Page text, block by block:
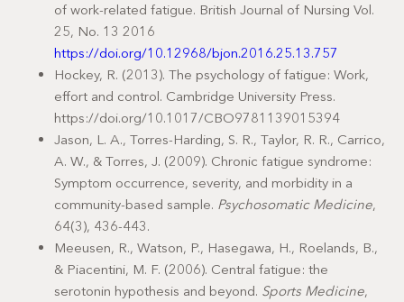
of work-related fatigue. British Journal of Nursing Vol.
25, No. 13 2016
https://doi.org/10.12968/bjon.2016.25.13.757
Hockey, R. (2013). The psychology of fatigue: Work,
effort and control. Cambridge University Press.
https://doi.org/10.1017/CBO9781139015394
Jason, L. A., Torres-Harding, S. R., Taylor, R. R., Carrico,
A. W., & Torres, J. (2009). Chronic fatigue syndrome:
Symptom occurrence, severity, and morbidity in a
community-based sample. Psychosomatic Medicine,
64(3), 436-443.
Meeusen, R., Watson, P., Hasegawa, H., Roelands, B.,
& Piacentini, M. F. (2006). Central fatigue: the
serotonin hypothesis and beyond. Sports Medicine,